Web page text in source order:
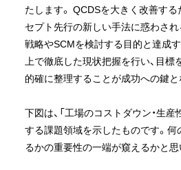
たします。 QCDSを大きく改善す
セプト先行の新しい手法に惑わさ
戦略やSCMを検討する目的と達成
上で徹底した現状把握を行い、目
的確に整理することが成功への鍵と
下図は、「工場のコストダウン・生
する課題領域を示したものです。
るかの重要性の一端が窺えるかと思